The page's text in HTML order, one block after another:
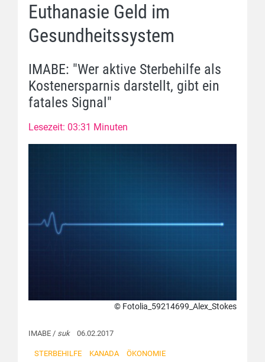
Euthanasie Geld im
Gesundheitssystem
IMABE: "Wer aktive Sterbehilfe als
Kostenersparnis darstellt, gibt ein
fatales Signal"
Lesezeit: 03:31 Minuten
© Fotolia_59214699_Alex_Stokes
IMABE / suk06.02.2017
STERBEHILFE KANADA ÖKONOMIE